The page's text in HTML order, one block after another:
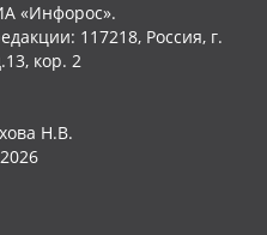
«Инфорос».
117218, Россия, г.
кор. 2
Н.В.
2026